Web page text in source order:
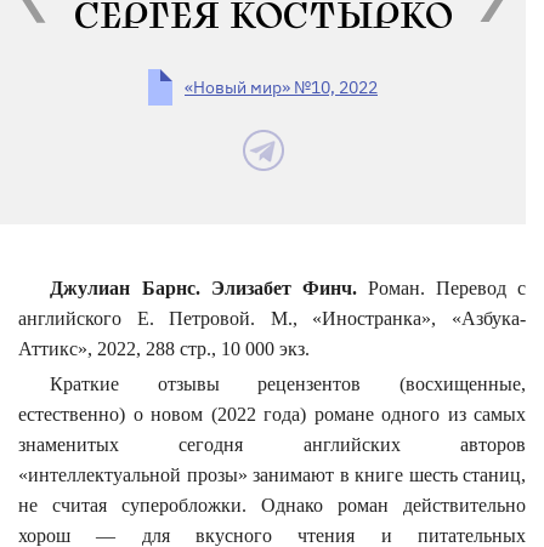
СЕРГЕЯ КОСТЫРКО
«Новый мир» №10, 2022
Джулиан Барнс. Элизабет Финч. Роман. Перевод с
английского Е. Петровой. М., «Иностранка», «Азбука-
Аттикс», 2022, 288 стр., 10 000 экз.
Краткие отзывы рецензентов (восхищенные,
естественно) о новом (2022 года) романе одного из самых
знаменитых сегодня английских авторов
«интеллектуальной прозы» занимают в книге шесть станиц,
не считая суперобложки. Однако роман действительно
хорош — для вкусного чтения и питательных